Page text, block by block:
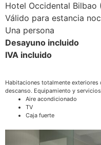
Hotel Occidental Bilbao
Válido para estancia
Una persona
Desayuno incluido
IVA incluido
Habitaciones totalmente
descanso. Equipamiento y servicios
Aire acondicionado
TV
Caja fuerte